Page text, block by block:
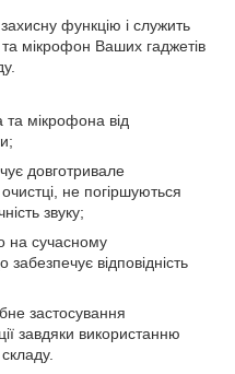
функцію і служить
мікрофон Ваших гаджетів
та мікрофона від
довготривале
не погіршуються
звуку;
на сучасному
відповідність
застосування
завдяки використанню